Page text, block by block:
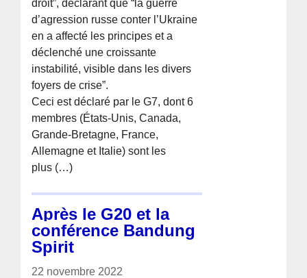
droit”, déclarant que “la guerre
d’agression russe conter l’Ukraine
en a affecté les principes et a
déclenché une croissante
instabilité, visible dans les divers
foyers de crise”.
Ceci est déclaré par le G7, dont 6
membres (États-Unis, Canada,
Grande-Bretagne, France,
Allemagne et Italie) sont les
plus (…)
Après le G20 et la
conférence Bandung
Spirit
22 novembre 2022